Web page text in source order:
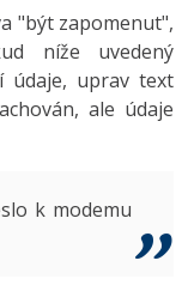
"být zapomenut",
níže uvedený
údaje, uprav text
ale údaje
k modemu